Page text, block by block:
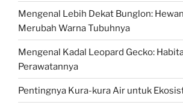
Mengenal Lebih Dekat Bunglon:
Merubah Warna Tubuhnya
Mengenal Kadal Leopard Gecko:
Perawatannya
Pentingnya Kura-kura Air untuk